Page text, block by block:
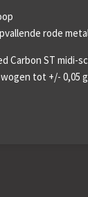
rode
Carbon ST midi-
tot +/- 0,05